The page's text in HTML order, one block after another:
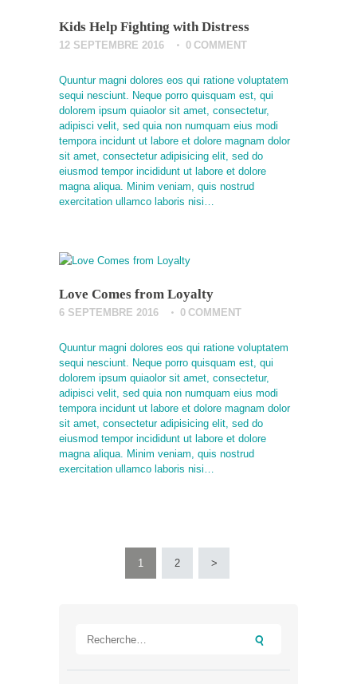
Kids Help Fighting with Distress
12 SEPTEMBRE 2016 0 COMMENT
Quuntur magni dolores eos qui ratione voluptatem
sequi nesciunt. Neque porro quisquam est, qui
dolorem ipsum quiaolor sit amet, consectetur,
adipisci velit, sed quia non numquam eius modi
tempora incidunt ut labore et dolore magnam dolor
sit amet, consectetur adipisicing elit, sed do
eiusmod tempor incididunt ut labore et dolore
magna aliqua. Minim veniam, quis nostrud
exercitation ullamco laboris nisi…
Love Comes from Loyalty
6 SEPTEMBRE 2016 0 COMMENT
Quuntur magni dolores eos qui ratione voluptatem
sequi nesciunt. Neque porro quisquam est, qui
dolorem ipsum quiaolor sit amet, consectetur,
adipisci velit, sed quia non numquam eius modi
tempora incidunt ut labore et dolore magnam dolor
sit amet, consectetur adipisicing elit, sed do
eiusmod tempor incididunt ut labore et dolore
magna aliqua. Minim veniam, quis nostrud
exercitation ullamco laboris nisi…
PaginationPAGE
1 PAGE
2 >